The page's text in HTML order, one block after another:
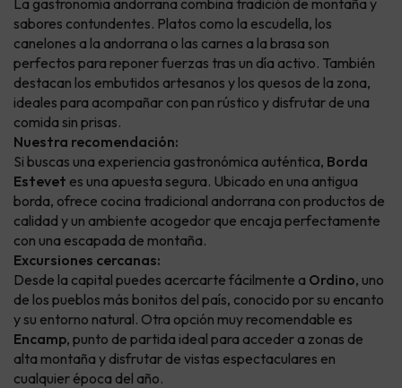
sabores contundentes. Platos como la escudella, los
canelones a la andorrana o las carnes a la brasa son
perfectos para reponer fuerzas tras un día activo. También
destacan los embutidos artesanos y los quesos de la zona,
ideales para acompañar con pan rústico y disfrutar de una
comida sin prisas.
Nuestra recomendación:
Si buscas una experiencia gastronómica auténtica, Borda
Estevet es una apuesta segura. Ubicado en una antigua
borda, ofrece cocina tradicional andorrana con productos de
calidad y un ambiente acogedor que encaja perfectamente
con una escapada de montaña.
Excursiones cercanas:
Desde la capital puedes acercarte fácilmente a Ordino, uno
de los pueblos más bonitos del país, conocido por su encanto
y su entorno natural. Otra opción muy recomendable es
Encamp, punto de partida ideal para acceder a zonas de
alta montaña y disfrutar de vistas espectaculares en
cualquier época del año.